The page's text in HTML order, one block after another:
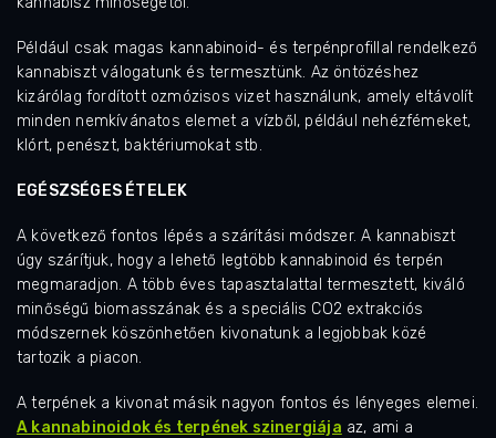
Például csak magas kannabinoid- és terpénprofillal rendelkező
kannabiszt válogatunk és termesztünk. Az öntözéshez
kizárólag fordított ozmózisos vizet használunk, amely eltávolít
minden nemkívánatos elemet a vízből, például nehézfémeket,
klórt, penészt, baktériumokat stb.
EGÉSZSÉGES ÉTELEK
A következő fontos lépés a szárítási módszer. A kannabiszt
úgy szárítjuk, hogy a lehető legtöbb kannabinoid és terpén
megmaradjon. A több éves tapasztalattal termesztett, kiváló
minőségű biomasszának és a speciális CO2 extrakciós
módszernek köszönhetően kivonatunk a legjobbak közé
tartozik a piacon.
A terpének a kivonat másik nagyon fontos és lényeges elemei.
A kannabinoidok és terpének szinergiája az, ami a